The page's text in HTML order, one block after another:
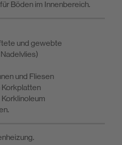
Böden im Innenbereich.
und gewebte
und Fliesen